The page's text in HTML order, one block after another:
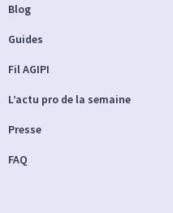
Blog
Guides
Fil AGIPI
L’actu pro de la semaine
Presse
FAQ